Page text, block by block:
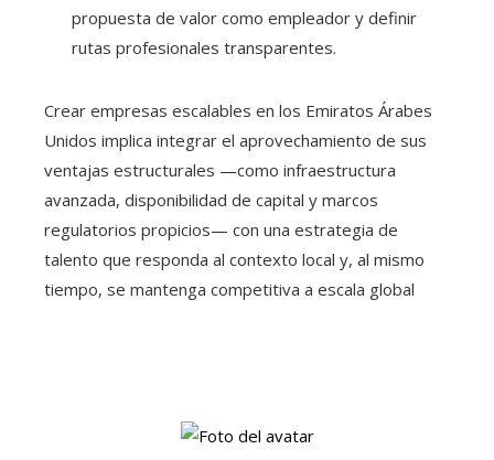
propuesta de valor como empleador y definir
rutas profesionales transparentes.
Crear empresas escalables en los Emiratos Árabes
Unidos implica integrar el aprovechamiento de sus
ventajas estructurales —como infraestructura
avanzada, disponibilidad de capital y marcos
regulatorios propicios— con una estrategia de
talento que responda al contexto local y, al mismo
tiempo, se mantenga competitiva a escala global